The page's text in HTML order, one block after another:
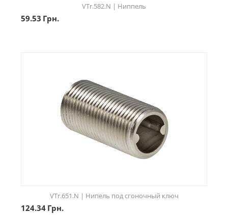
VTr.582.N | Ниппель
59.53 Грн.
VTr.651.N | Нипель под сгоночный ключ
124.34 Грн.